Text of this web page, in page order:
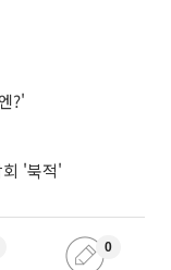
?'
회 '북적'
0